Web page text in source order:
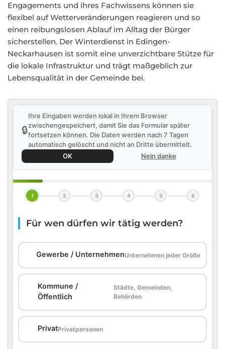
Engagements und ihres Fachwissens können sie
flexibel auf Wetterveränderungen reagieren und so
einen reibungslosen Ablauf im Alltag der Bürger
sicherstellen. Der Winterdienst in Edingen-
Neckarhausen ist somit eine unverzichtbare Stütze für
die lokale Infrastruktur und trägt maßgeblich zur
Lebensqualität in der Gemeinde bei.
🔒
Ihre Eingaben werden lokal in Ihrem Browser
zwischengespeichert, damit Sie das Formular später
fortsetzen können. Die Daten werden nach 7 Tagen
automatisch gelöscht und nicht an Dritte übermittelt.
OK
Nein danke
1 2 3 4 5 6
Für wen dürfen wir tätig werden?
Gewerbe / UnternehmenUnternehmen jeder Größe
Kommune /
Öffentlich
Städte, Gemeinden,
Behörden
PrivatPrivatpersonen